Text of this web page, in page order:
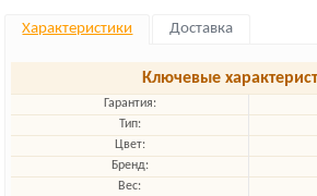
Характеристики Доставка
Ключевые
Гарантия:
Тип:
Цвет:
Бренд:
Вес: